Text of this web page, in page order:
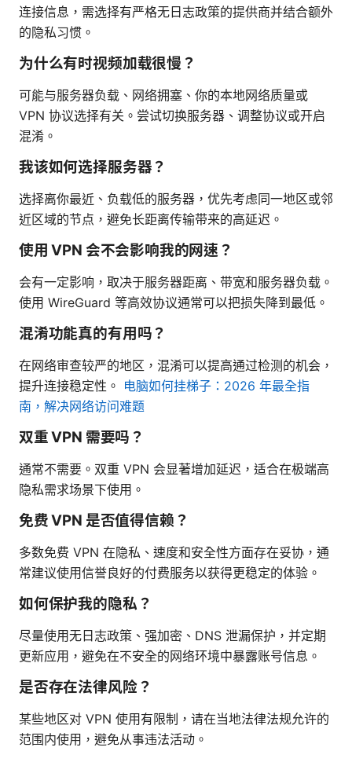
连接信息，需选择有严格无日志政策的提供商并结合额外
的隐私习惯。
为什么有时视频加载很慢？
可能与服务器负载、网络拥塞、你的本地网络质量或
VPN 协议选择有关。尝试切换服务器、调整协议或开启
混淆。
我该如何选择服务器？
选择离你最近、负载低的服务器，优先考虑同一地区或邻
近区域的节点，避免长距离传输带来的高延迟。
使用 VPN 会不会影响我的网速？
会有一定影响，取决于服务器距离、带宽和服务器负载。
使用 WireGuard 等高效协议通常可以把损失降到最低。
混淆功能真的有用吗？
在网络审查较严的地区，混淆可以提高通过检测的机会，
提升连接稳定性。 电脑如何挂梯子：2026 年最全指
南，解决网络访问难题
双重 VPN 需要吗？
通常不需要。双重 VPN 会显著增加延迟，适合在极端高
隐私需求场景下使用。
免费 VPN 是否值得信赖？
多数免费 VPN 在隐私、速度和安全性方面存在妥协，通
常建议使用信誉良好的付费服务以获得更稳定的体验。
如何保护我的隐私？
尽量使用无日志政策、强加密、DNS 泄漏保护，并定期
更新应用，避免在不安全的网络环境中暴露账号信息。
是否存在法律风险？
某些地区对 VPN 使用有限制，请在当地法律法规允许的
范围内使用，避免从事违法活动。